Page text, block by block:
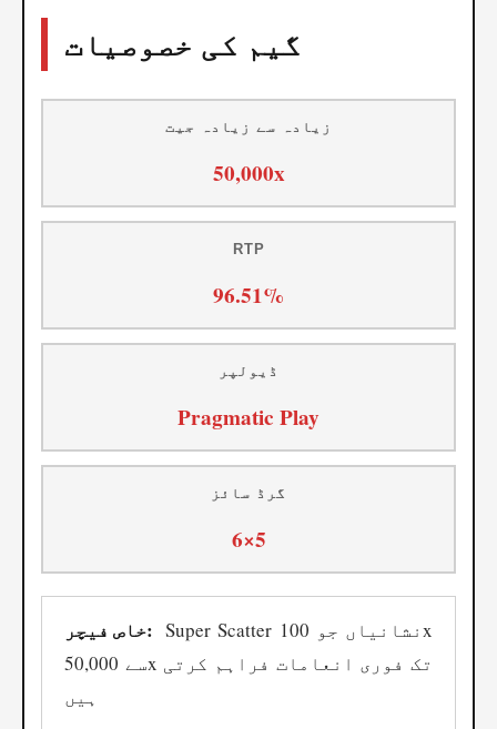
گیم کی خصوصیات
زیادہ سے زیادہ جیت
50,000x
RTP
96.51%
ڈیولپر
Pragmatic Play
گرڈ سائز
6×5
خاص فیچر: Super Scatter نشانیاں جو 100x
سے 50,000x تک فوری انعامات فراہم کرتی
ہیں